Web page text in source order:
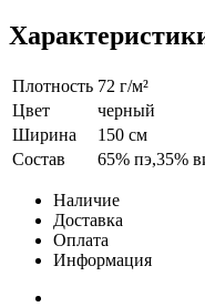
Плотность 72 г/м²
Цвет
черный
Ширина
150 см
Состав
65% пэ,35%
Наличие
Доставка
Оплата
Информация